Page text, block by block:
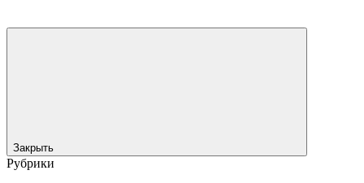
Закрыть
Рубрики